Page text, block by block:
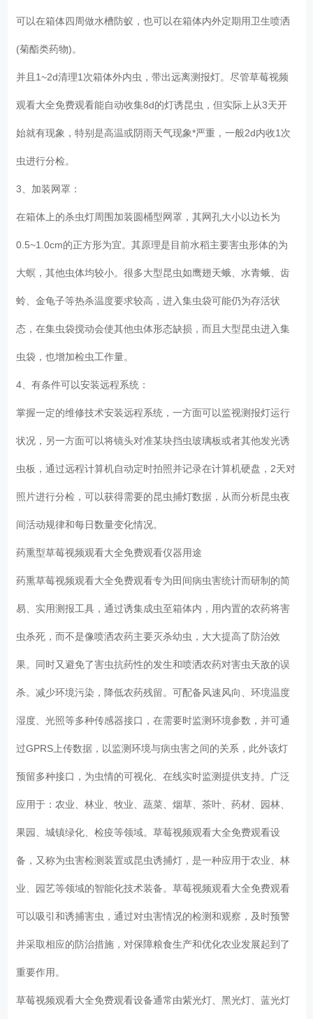
可以在箱体四周做水槽防蚁，也可以在箱体内外定期用卫生喷洒
(菊酯类药物)。
并且1~2d清理1次箱体外内虫，带出远离测报灯。尽管草莓视频
观看大全免费观看能自动收集8d的灯诱昆虫，但实际上从3天开
始就有现象，特别是高温或阴雨天气现象*严重，一般2d内收1次
虫进行分检。
3、加装网罩：
在箱体上的杀虫灯周围加装圆桶型网罩，其网孔大小以边长为
0.5~1.0cm的正方形为宜。其原理是目前水稻主要害虫形体的为
大螟，其他虫体均较小。很多大型昆虫如鹰翅天蛾、水青蛾、齿
蛉、金龟子等热杀温度要求较高，进入集虫袋可能仍为存活状
态，在集虫袋搅动会使其他虫体形态缺损，而且大型昆虫进入集
虫袋，也增加检虫工作量。
4、有条件可以安装远程系统：
掌握一定的维修技术安装远程系统，一方面可以监视测报灯运行
状况，另一方面可以将镜头对准某块挡虫玻璃板或者其他发光诱
虫板，通过远程计算机自动定时拍照并记录在计算机硬盘，2天对
照片进行分检，可以获得需要的昆虫捕灯数据，从而分析昆虫夜
间活动规律和每日数量变化情况。
药熏型草莓视频观看大全免费观看仪器用途
药熏草莓视频观看大全免费观看专为田间病虫害统计而研制的简
易、实用测报工具，通过诱集成虫至箱体内，用内置的农药将害
虫杀死，而不是像喷洒农药主要灭杀幼虫，大大提高了防治效
果。同时又避免了害虫抗药性的发生和喷洒农药对害虫天敌的误
杀。减少环境污染，降低农药残留。可配备风速风向、环境温度
湿度、光照等多种传感器接口，在需要时监测环境参数，并可通
过GPRS上传数据，以监测环境与病虫害之间的关系，此外该灯
预留多种接口，为虫情的可视化、在线实时监测提供支持。广泛
应用于：农业、林业、牧业、蔬菜、烟草、茶叶、药材、园林、
果园、城镇绿化、检疫等领域。草莓视频观看大全免费观看设
备，又称为虫害检测装置或昆虫诱捕灯，是一种应用于农业、林
业、园艺等领域的智能化技术装备。草莓视频观看大全免费观看
可以吸引和诱捕害虫，通过对虫害情况的检测和观察，及时预警
并采取相应的防治措施，对保障粮食生产和优化农业发展起到了
重要作用。
草莓视频观看大全免费观看设备通常由紫光灯、黑光灯、蓝光灯